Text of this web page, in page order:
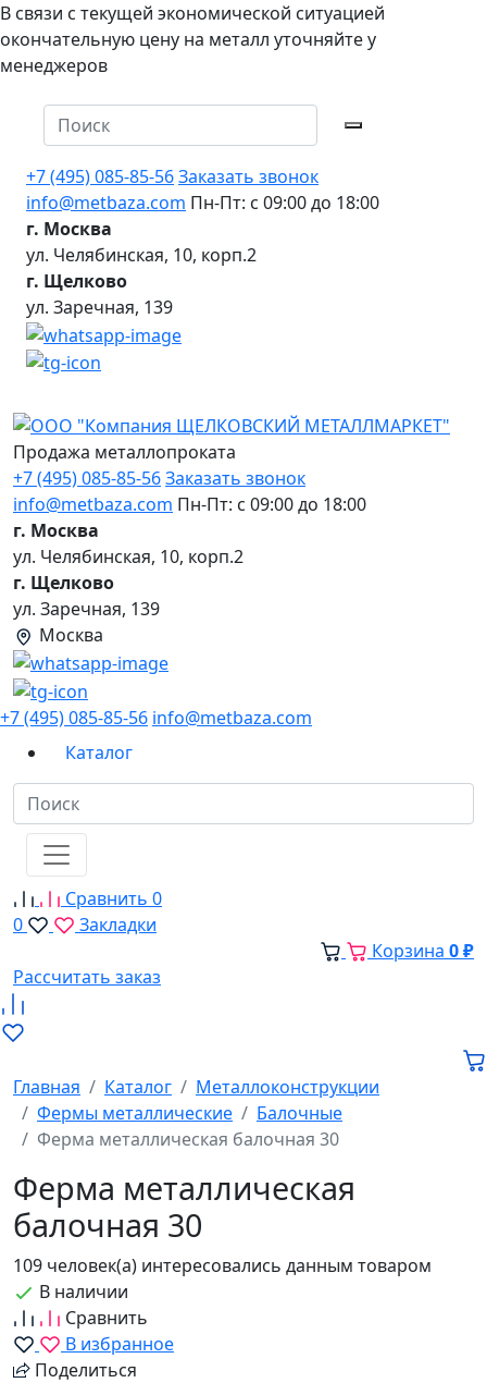
В связи с текущей экономической ситуацией
окончательную цену на металл уточняйте у
менеджеров
+7 (495) 085-85-56Заказать звонок
info@metbaza.com Пн-Пт: с 09:00 до 18:00
г. Москва
ул. Челябинская, 10, корп.2
г. Щелково
ул. Заречная, 139
Продажа металлопроката
+7 (495) 085-85-56Заказать звонок
info@metbaza.com Пн-Пт: с 09:00 до 18:00
г. Москва
ул. Челябинская, 10, корп.2
г. Щелково
ул. Заречная, 139
Москва
+7 (495) 085-85-56 info@metbaza.com
Каталог
Сравнить 0
0
Закладки
Корзина 0 ₽
Рассчитать заказ
Главная Каталог
Металлоконструкции
Фермы металлические
Балочные
Ферма металлическая балочная 30
Ферма металлическая
балочная 30
109 человек(а) интересовались данным товаром
В наличии
Сравнить
В избранное
Поделиться